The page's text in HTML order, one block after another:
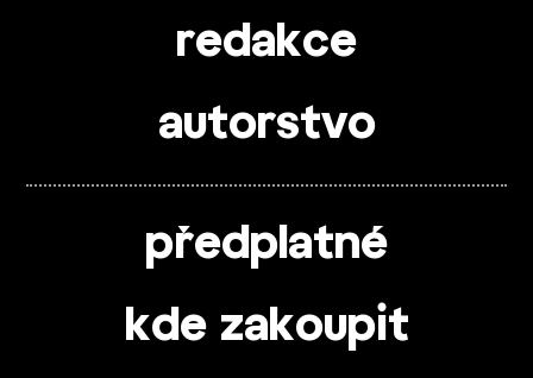
redakce
autorstvo
předplatné
kde zakoupit